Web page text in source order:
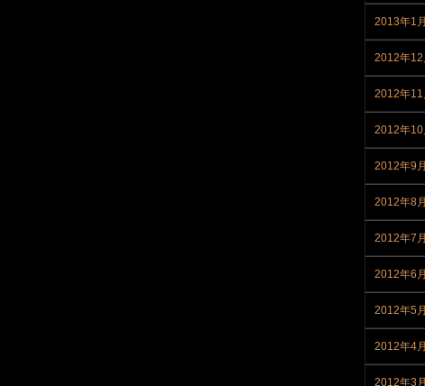
2013年1月
2012年12
2012年11
2012年10
2012年9月
2012年8月
2012年7月
2012年6月
2012年5月
2012年4月
2012年3月